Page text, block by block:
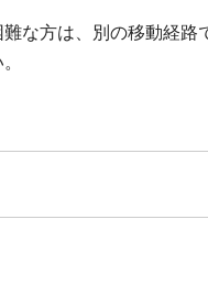
な方は、別の移動経路